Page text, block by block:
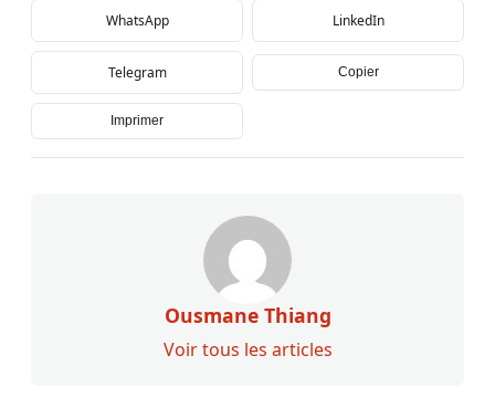
WhatsApp LinkedIn
Telegram Copier
Imprimer
Ousmane Thiang
Voir tous les articles